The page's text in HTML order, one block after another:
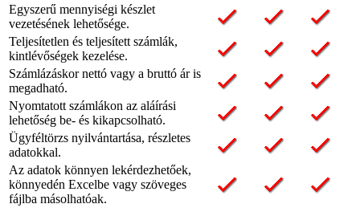
Egyszerű mennyiségi készlet
vezetésének lehetősége.
Teljesítetlen és teljesített számlák,
kintlévőségek kezelése.
Számlázáskor nettó vagy a bruttó ár is
megadható.
Nyomtatott számlákon az aláírási
lehetőség be- és kikapcsolható.
Ügyféltörzs nyilvántartása, részletes
adatokkal.
Az adatok könnyen lekérdezhetőek,
könnyedén Excelbe vagy szöveges
fájlba másolhatóak.